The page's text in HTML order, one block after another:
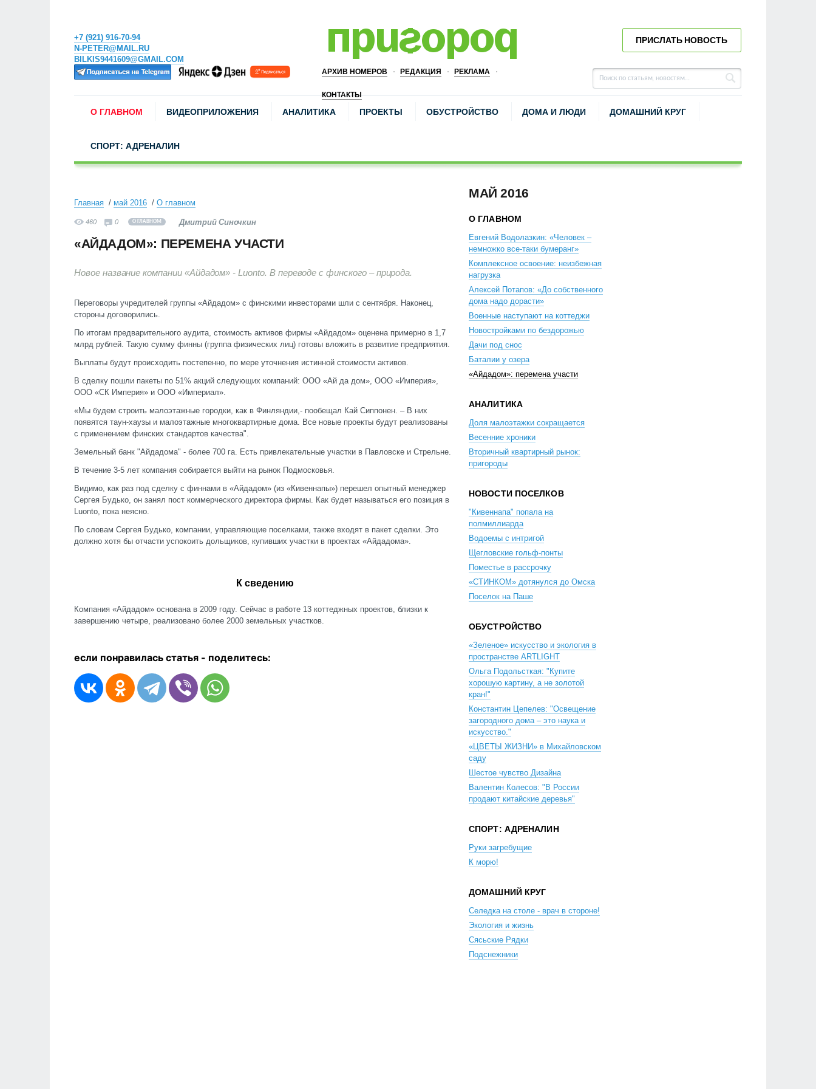
+7 (921) 916-70-94
N-PETER@MAIL.RU
BILKIS9441609@GMAIL.COM
АРХИВ НОМЕРОВ РЕДАКЦИЯ РЕКЛАМА
КОНТАКТЫ
ПРИСЛАТЬ НОВОСТЬ
О ГЛАВНОМ ВИДЕОПРИЛОЖЕНИЯ АНАЛИТИКА ПРОЕКТЫ ОБУСТРОЙСТВО ДОМА И ЛЮДИ ДОМАШНИЙ КРУГ
СПОРТ: АДРЕНАЛИН
Главная май 2016 О главном
460 0 О ГЛАВНОМ Дмитрий Синочкин
«АЙДАДОМ»: ПЕРЕМЕНА УЧАСТИ
Новое название компании «Айдадом» - Luonto. В переводе с финского – природа.
Переговоры учредителей группы «Айдадом» с финскими инвесторами шли с сентября. Наконец,
стороны договорились.
По итогам предварительного аудита, стоимость активов фирмы «Айдадом» оценена примерно в 1,7
млрд рублей. Такую сумму финны (группа физических лиц) готовы вложить в развитие предприятия.
Выплаты будут происходить постепенно, по мере уточнения истинной стоимости активов.
В сделку пошли пакеты по 51% акций следующих компаний: ООО «Ай да дом», ООО «Империя»,
ООО «СК Империя» и ООО «Империал».
«Мы будем строить малоэтажные городки, как в Финляндии,- пообещал Кай Сиппонен. – В них
появятся таун-хаузы и малоэтажные многоквартирные дома. Все новые проекты будут реализованы
с применением финских стандартов качества".
Земельный банк "Айдадома" - более 700 га. Есть привлекательные участки в Павловске и Стрельне.
В течение 3-5 лет компания собирается выйти на рынок Подмосковья.
Видимо, как раз под сделку с финнами в «Айдадом» (из «Кивеннапы») перешел опытный менеджер
Сергея Будько, он занял пост коммерческого директора фирмы. Как будет называться его позиция в
Luonto, пока неясно.
По словам Сергея Будько, компании, управляющие поселками, также входят в пакет сделки. Это
должно хотя бы отчасти успокоить дольщиков, купивших участки в проектах «Айдадома».
К сведению
Компания «Айдадом» основана в 2009 году. Сейчас в работе 13 коттеджных проектов, близки к
завершению четыре, реализовано более 2000 земельных участков.
если понравилась статья - поделитесь:
МАЙ 2016
О ГЛАВНОМ
Евгений Водолазкин: «Человек –
немножко все-таки бумеранг»
Комплексное освоение: неизбежная
нагрузка
Алексей Потапов: «До собственного
дома надо дорасти»
Военные наступают на коттеджи
Новостройками по бездорожью
Дачи под снос
Баталии у озера
«Айдадом»: перемена участи
АНАЛИТИКА
Доля малоэтажки сокращается
Весенние хроники
Вторичный квартирный рынок:
пригороды
НОВОСТИ ПОСЕЛКОВ
"Кивеннапа" попала на
полмиллиарда
Водоемы с интригой
Щегловские гольф-понты
Поместье в рассрочку
«СТИНКОМ» дотянулся до Омска
Поселок на Паше
ОБУСТРОЙСТВО
«Зеленое» искусство и экология в
пространстве ARTLIGHT
Ольга Подольсткая: "Купите
хорошую картину, а не золотой
кран!"
Константин Цепелев: "Освещение
загородного дома – это наука и
искусство."
«ЦВЕТЫ ЖИЗНИ» в Михайловском
саду
Шестое чувство Дизайна
Валентин Колесов: "В России
продают китайские деревья"
СПОРТ: АДРЕНАЛИН
Руки загребущие
К морю!
ДОМАШНИЙ КРУГ
Селедка на столе - врач в стороне!
Экология и жизнь
Сясьские Рядки
Подснежники